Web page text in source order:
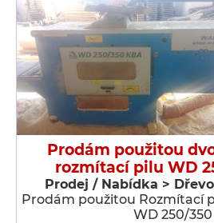
Prodám použitou
rozmítací pilu WD
Prodej / Nabídka >
Prodám použitou Rozmítací
WD 250/